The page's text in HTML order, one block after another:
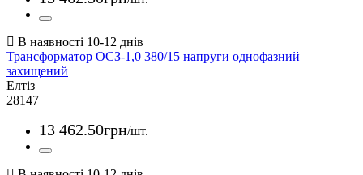
Трансформатор ОСЗ-1,0 380/15 напруги однофазний
захищений
Елтіз
28147
13 462.50грн/шт.